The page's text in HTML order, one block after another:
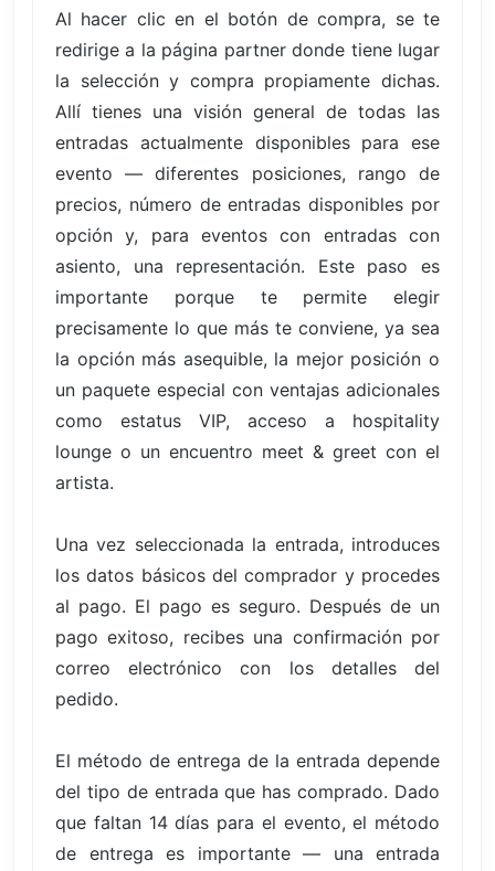
Al hacer clic en el botón de compra, se te
redirige a la página partner donde tiene lugar
la selección y compra propiamente dichas.
Allí tienes una visión general de todas las
entradas actualmente disponibles para ese
evento — diferentes posiciones, rango de
precios, número de entradas disponibles por
opción y, para eventos con entradas con
asiento, una representación. Este paso es
importante porque te permite elegir
precisamente lo que más te conviene, ya sea
la opción más asequible, la mejor posición o
un paquete especial con ventajas adicionales
como estatus VIP, acceso a hospitality
lounge o un encuentro meet & greet con el
artista.
Una vez seleccionada la entrada, introduces
los datos básicos del comprador y procedes
al pago. El pago es seguro. Después de un
pago exitoso, recibes una confirmación por
correo electrónico con los detalles del
pedido.
El método de entrega de la entrada depende
del tipo de entrada que has comprado. Dado
que faltan 14 días para el evento, el método
de entrega es importante — una entrada